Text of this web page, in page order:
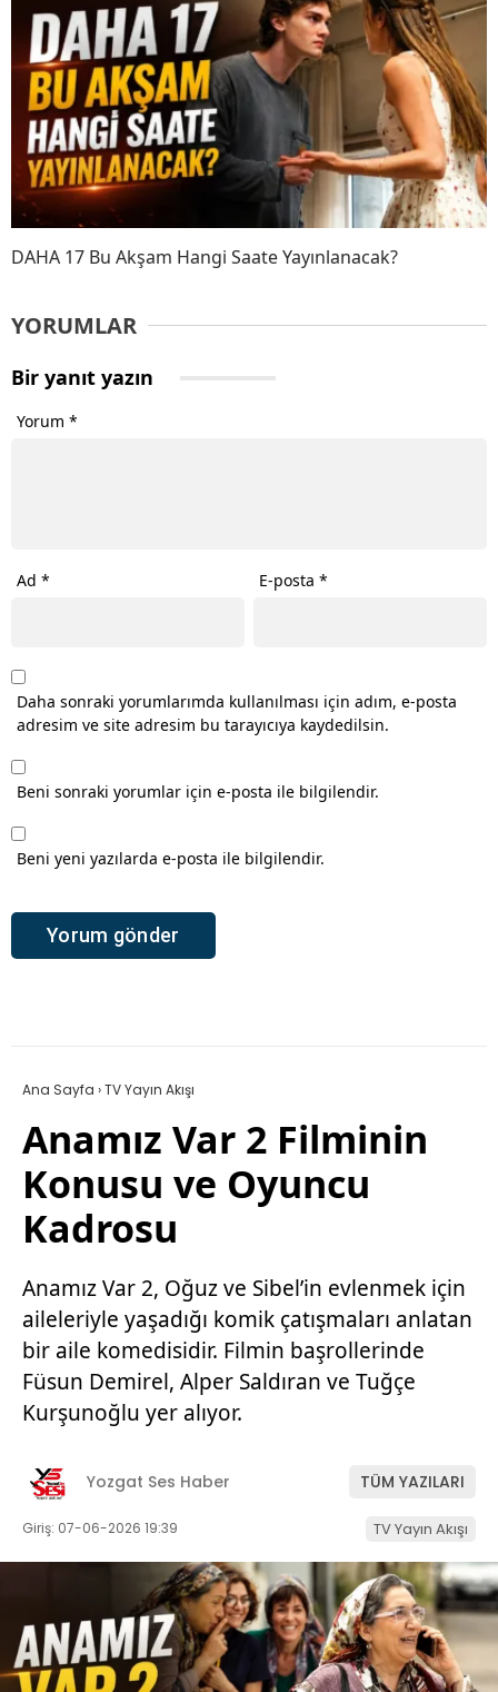
DAHA 17 Bu Akşam Hangi Saate Yayınlanacak?
YORUMLAR
Bir yanıt yazın
Yorum *
Ad * E-posta*
Daha sonraki yorumlarımda kullanılması için adım, e-posta
adresim ve site adresim bu tarayıcıya kaydedilsin.
Beni sonraki yorumlar için e-posta ile bilgilendir.
Beni yeni yazılarda e-posta ile bilgilendir.
Ana Sayfa ›TV Yayın Akışı
Anamız Var 2 Filminin
Konusu ve Oyuncu
Kadrosu
Anamız Var 2, Oğuz ve Sibel’in evlenmek için
aileleriyle yaşadığı komik çatışmaları anlatan
bir aile komedisidir. Filmin başrollerinde
Füsun Demirel, Alper Saldıran ve Tuğçe
Kurşunoğlu yer alıyor.
Yozgat Ses Haber TÜM YAZILARI
Giriş: 07-06-2026 19:39 TV Yayın Akışı